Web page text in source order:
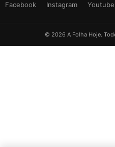
Facebook
Instagram Youtube
© 2026 A Folha Hoje.